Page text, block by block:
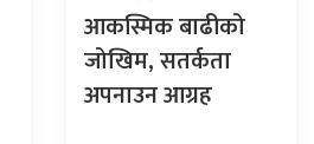
आकस्मिक बाढीको
जोखिम, सतर्कता
अपनाउन आग्रह